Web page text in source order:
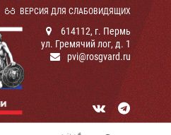
ВЕРСИЯ ДЛЯ СЛАБОВИДЯЩИХ
614112, г. Пермь
ул. Гремячий лог, д. 1
pvi@rosgvard.ru